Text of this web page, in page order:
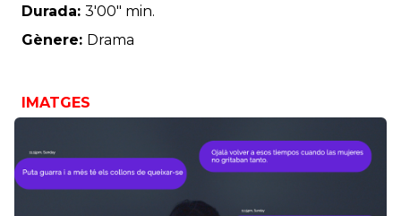
Durada: 3'00" min.
Gènere: Drama
IMATGES